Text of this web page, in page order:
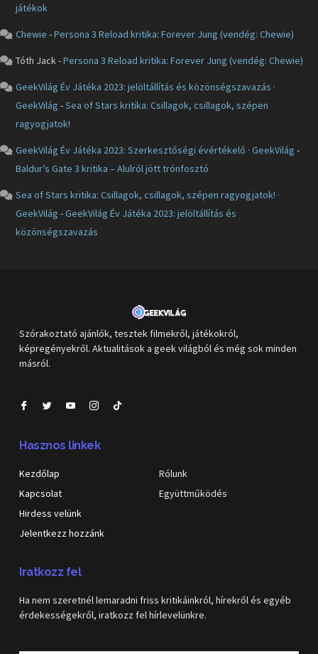
játékok
Chewie -Persona 3 Reload kritika: Forever Jung (vendég: Chewie)
Tóth Jack-Persona 3 Reload kritika: Forever Jung (vendég: Chewie)
GeekVilág Év Játéka 2023: jelöltállítás és közönségszavazás ·
GeekVilág -Sea of Stars kritika: Csillagok, csillagok, szépen
ragyogjatok!
GeekVilág Év Játéka 2023: Szerkesztőségi évértékelő · GeekVilág -
Baldur’s Gate 3 kritika – Alulról jött trónfosztó
Sea of Stars kritika: Csillagok, csillagok, szépen ragyogjatok! ·
GeekVilág -GeekVilág Év Játéka 2023: jelöltállítás és
közönségszavazás
Szórakoztató ajánlók, tesztek filmekről, játékokról,
képregényekről. Aktualitások a geek világból és még sok minden
másról.
Hasznos linkek
Kezdőlap
Kapcsolat
Hirdess velünk
Jelentkezz hozzánk
Rólunk
Együttműködés
Iratkozz fel
Ha nem szeretnél lemaradni friss kritikáinkról, hírekről és egyéb
érdekességekről, iratkozz fel hírlevelünkre.